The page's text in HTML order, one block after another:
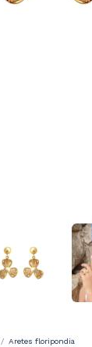
/ Aretes floripondia